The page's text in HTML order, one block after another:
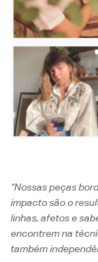
“Nossas peças
impacto são o
linhas, afetos e
encontrem na
também